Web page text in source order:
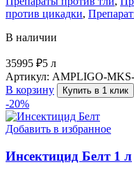
против цикадки,
В наличии
35995 ₽5 л
Артикул: AMPLIGO-
В корзину
Купить в 1 клик
-20%
Добавить в избранное
Инсектицид Белт 1 л